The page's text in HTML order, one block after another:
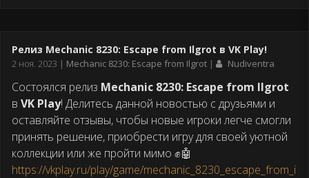
Релиз Mechanic 8230: Escape from Ilgrot в VK Play!
Дата
2 ноя. 2023 Mechanic 8230: Escape from Ilgrot Nudiventra
Состоялся релиз Mechanic 8230: Escape from Ilgrot
в VK Play! Делитесь данной новостью с друзьями и
оставляйте отзывы, чтобы новые игроки легче смогли
принять решение, приобрести игру для своей уютной
коллекции или же пройти мимо ✊🤖
https://vkplay.ru/play/game/mechanic_8230_escape_from_i